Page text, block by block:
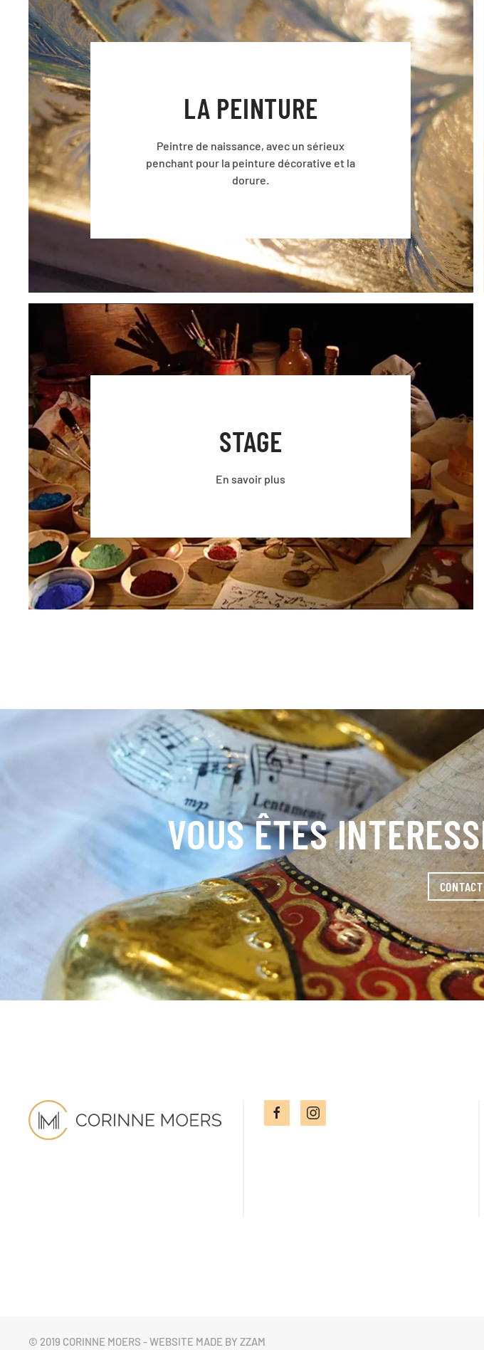
LA PEINTURE
Peintre de naissance, avec un sérieux
penchant pour la peinture décorative et la
dorure.
STAGE
En savoir plus
VOUS ÊTES
© 2019 CORINNE MOERS - WEBSITE MADE BY ZZAM